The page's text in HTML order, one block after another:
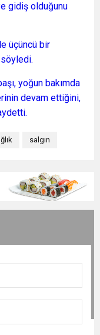
gidiş olduğunu
üçüncü bir
söyledi.
yoğun bakımda
devam ettiğini,
salgın